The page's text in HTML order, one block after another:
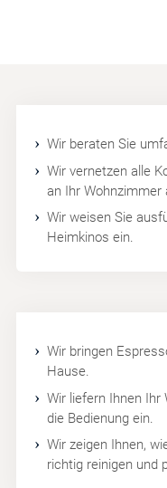
Wir beraten Sie
Wir vernetzen alle
an Ihr Wohnzimmer
Wir weisen Sie
Heimkinos ein.
Wir bringen
Hause.
Wir liefern Ihnen Ihr
die Bedienung ein.
Wir zeigen Ihnen,
richtig reinigen und